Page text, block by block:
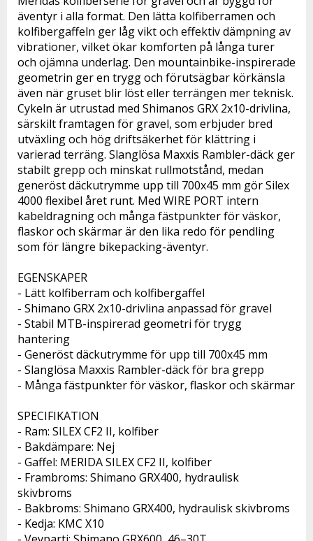
äventyr i alla format. Den lätta kolfiberramen och
kolfibergaffeln ger låg vikt och effektiv dämpning av
vibrationer, vilket ökar komforten på långa turer
och ojämna underlag. Den mountainbike-inspirerade
geometrin ger en trygg och förutsägbar körkänsla
även när gruset blir löst eller terrängen mer teknisk.
Cykeln är utrustad med Shimanos GRX 2x10-drivlina,
särskilt framtagen för gravel, som erbjuder bred
utväxling och hög driftsäkerhet för klättring i
varierad terräng. Slanglösa Maxxis Rambler-däck ger
stabilt grepp och minskat rullmotstånd, medan
generöst däckutrymme upp till 700x45 mm gör Silex
4000 flexibel året runt. Med WIRE PORT intern
kabeldragning och många fästpunkter för väskor,
flaskor och skärmar är den lika redo för pendling
som för längre bikepacking-äventyr.
EGENSKAPER
- Lätt kolfiberram och kolfibergaffel
- Shimano GRX 2x10-drivlina anpassad för gravel
- Stabil MTB-inspirerad geometri för trygg
hantering
- Generöst däckutrymme för upp till 700x45 mm
- Slanglösa Maxxis Rambler-däck för bra grepp
- Många fästpunkter för väskor, flaskor och skärmar
SPECIFIKATION
- Ram: SILEX CF2 II, kolfiber
- Bakdämpare: Nej
- Gaffel: MERIDA SILEX CF2 II, kolfiber
- Frambroms: Shimano GRX400, hydraulisk
skivbroms
- Bakbroms: Shimano GRX400, hydraulisk skivbroms
- Kedja: KMC X10